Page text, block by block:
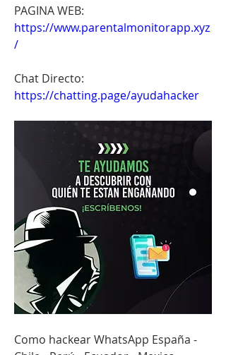
PAGINA WEB:
https://www.parentalmonitorapp.xyz
/
Chat Directo:
https://chatting.page/ayudahacker
Como hackear WhatsApp España -